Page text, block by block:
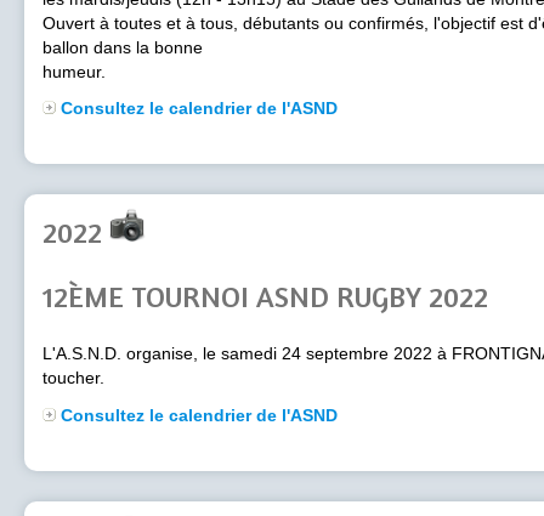
Ouvert à toutes et à tous, débutants ou confirmés, l'objectif est
ballon dans la bonne
humeur.
Consultez le calendrier de l'ASND
2022
12ÈME TOURNOI ASND RUGBY 2022
L'A.S.N.D. organise, le samedi 24 septembre 2022 à
toucher.
Consultez le calendrier de l'ASND